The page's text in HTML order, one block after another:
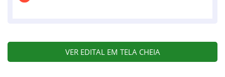
VER EDITAL EM TELA CHEIA